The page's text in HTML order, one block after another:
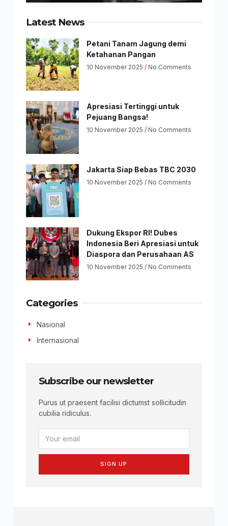
Latest News
Petani Tanam Jagung demi
Ketahanan Pangan
10 November 2025 No Comments
Apresiasi Tertinggi untuk
Pejuang Bangsa!
10 November 2025 No Comments
Jakarta Siap Bebas TBC 2030
10 November 2025 No Comments
Dukung Ekspor RI! Dubes
Indonesia Beri Apresiasi untuk
Diaspora dan Perusahaan AS
10 November 2025 No Comments
Categories
Nasional
Internasional
Subscribe our newsletter
Purus ut praesent facilisi dictumst sollicitudin
cubilia ridiculus.
SIGN UP